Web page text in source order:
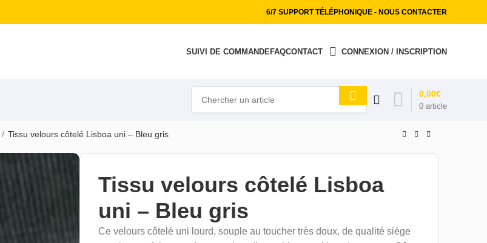
6/7 SUPPORT TÉLÉPHONIQUE - NOUS CONTACTER
SUIVI DE COMMANDEFAQCONTACT CONNEXION / INSCRIPTION
0 article
0,00€
Tissu velours côtelé Lisboa uni – Bleu gris
Tissu velours côtelé Lisboa
uni – Bleu gris
Ce velours côtelé uni lourd, souple au toucher très doux, de qualité siège